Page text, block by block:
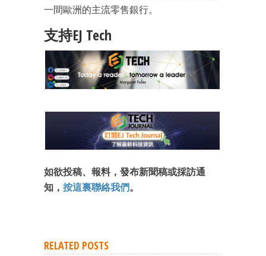
一間歐洲的主流零售銀行。
支持EJ Tech
如欲投稿、報料，發布新聞稿或採訪通
知， 按這裏聯絡我們。
RELATED POSTS